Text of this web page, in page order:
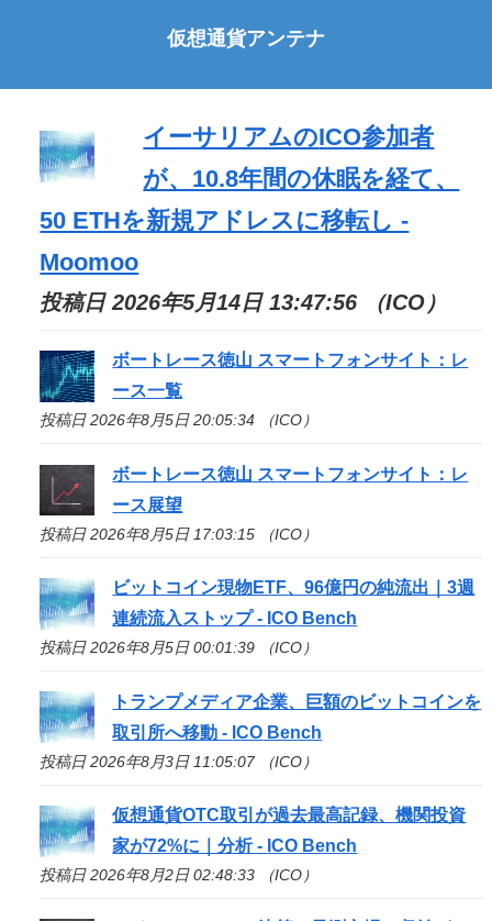
仮想通貨アンテナ
イーサリアムのICO参加者
が、10.8年間の休眠を経て、
50 ETHを新規アドレスに移転し -
Moomoo
投稿日 2026年5月14日 13:47:56 （ICO）
ボートレース徳山 スマートフォンサイト：レ
ース一覧
投稿日 2026年8月5日 20:05:34 （ICO）
ボートレース徳山 スマートフォンサイト：レ
ース展望
投稿日 2026年8月5日 17:03:15 （ICO）
ビットコイン現物ETF、96億円の純流出｜3週
連続流入ストップ - ICO Bench
投稿日 2026年8月5日 00:01:39 （ICO）
トランプメディア企業、巨額のビットコインを
取引所へ移動 - ICO Bench
投稿日 2026年8月3日 11:05:07 （ICO）
仮想通貨OTC取引が過去最高記録、機関投資
家が72%に｜分析 - ICO Bench
投稿日 2026年8月2日 02:48:33 （ICO）